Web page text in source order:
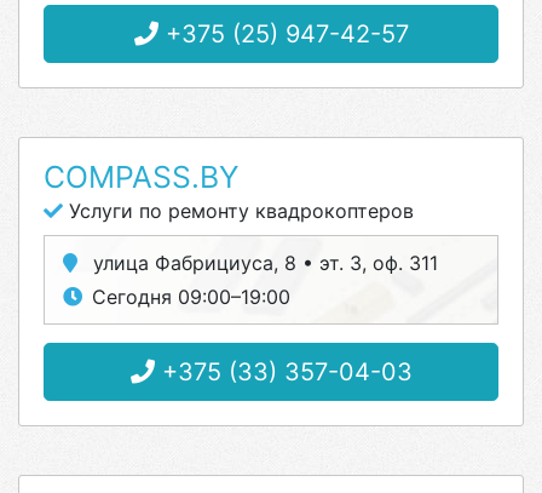
+375 (25) 947-42-57
COMPASS.BY
Услуги по ремонту квадрокоптеров
улица Фабрициуса, 8 • эт. 3, оф. 311
Сегодня 09:00–19:00
+375 (33) 357-04-03